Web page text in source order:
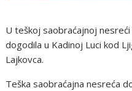
U teškoj saobraćajnoj
dogodila u Kadinoj Luci kod
Lajkovca.
Teška saobraćajna nesreća